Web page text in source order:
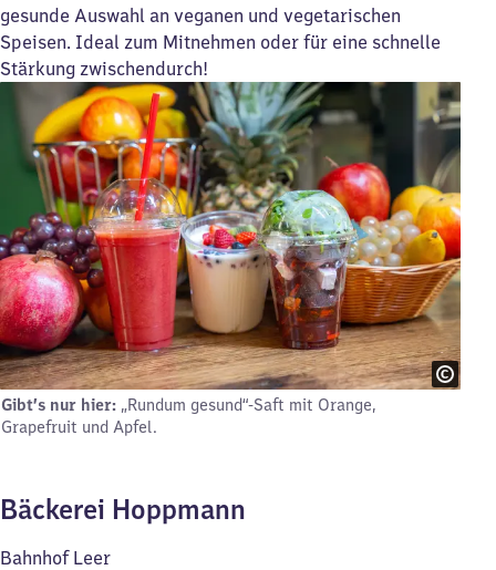
gesunde Auswahl an veganen und vegetarischen
Speisen. Ideal zum Mitnehmen oder für eine schnelle
Stärkung zwischendurch!
Gibt’s nur hier: „Rundum gesund“-Saft mit Orange,
Grapefruit und Apfel.
Bäckerei Hoppmann
Bahnhof Leer